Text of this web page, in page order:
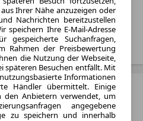
/5
ansehen
Fiat 500L
Ihrer Nähe anzuzeigen oder
Nachrichten bereitzustellen
speichern Ihre E-Mail-Adresse
gespeicherte Suchanfragen,
Rahmen der Preisbewertung
die Nutzung der Webseite,
späteren Besuchen entfällt. Mit
Informationen
Händler übermittelt. Einige
den Anbietern verwendet, um
angegebene
zu speichern und innerhalb